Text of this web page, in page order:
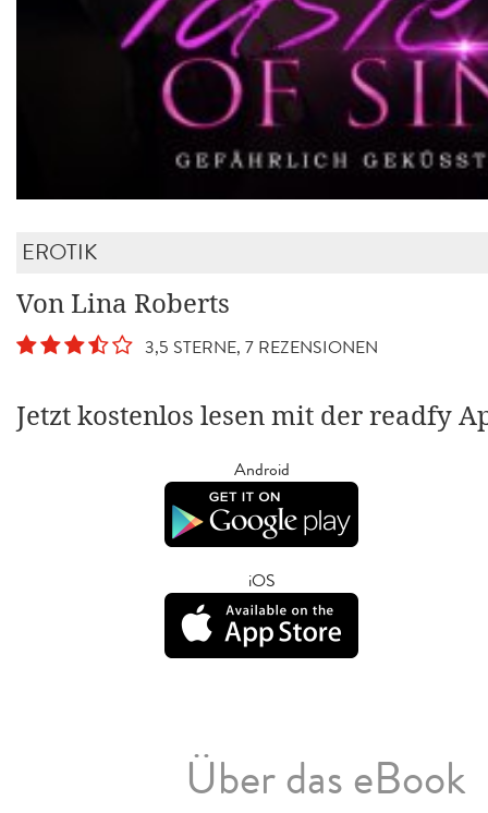
EROTIK
Von Lina Roberts
3,5 STERNE, 7 REZENSIONEN
Jetzt kostenlos lesen mit der readfy
Android
iOS
Über das eBook